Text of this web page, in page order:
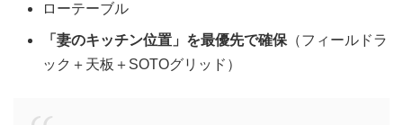
ローテーブル
「妻のキッチン位置」を最優先で確保 （フィールドラ
ック＋天板＋SOTOグリッド）